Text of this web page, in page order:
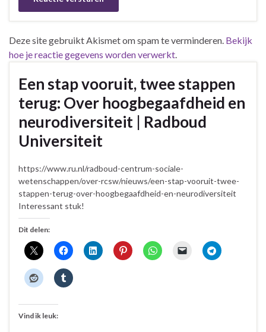
Deze site gebruikt Akismet om spam te verminderen. Bekijk
hoe je reactie gegevens worden verwerkt.
Een stap vooruit, twee stappen
terug: Over hoogbegaafdheid en
neurodiversiteit | Radboud
Universiteit
https://www.ru.nl/radboud-centrum-sociale-
wetenschappen/over-rcsw/nieuws/een-stap-vooruit-twee-
stappen-terug-over-hoogbegaafdheid-en-neurodiversiteit
Interessant stuk!
Dit delen:
Vind ik leuk: